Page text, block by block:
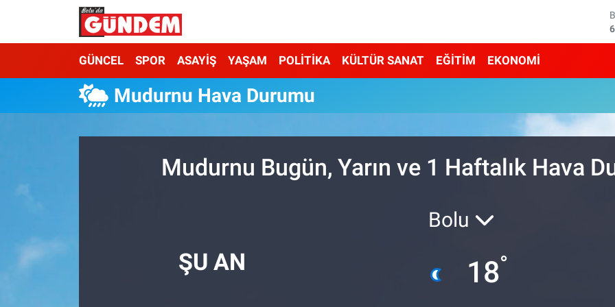
GÜNCEL SPOR ASAYİŞ YAŞAM POLİTİKA KÜLTÜR SANAT EĞİTİM EKONOMİ
Mudurnu Hava Durumu
Mudurnu Bugün, Yarın ve 1 Haftalık Hava
ŞU AN
Bolu
18°
Merkez Nöbetçi Eczaneler
Merkez Hava Durumu
Süper Lig Puan Durumu ve Fikstür
Haber Arşivi